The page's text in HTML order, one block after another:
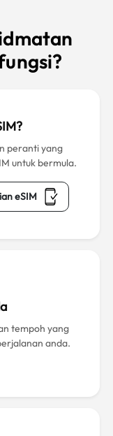
peranti yang
untuk bermula.
eSIM
tempoh yang
anda.